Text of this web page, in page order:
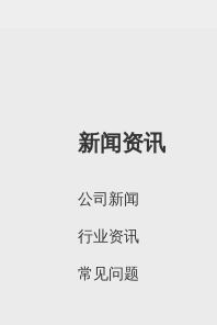
新闻资讯
公司新闻
行业资讯
常见问题